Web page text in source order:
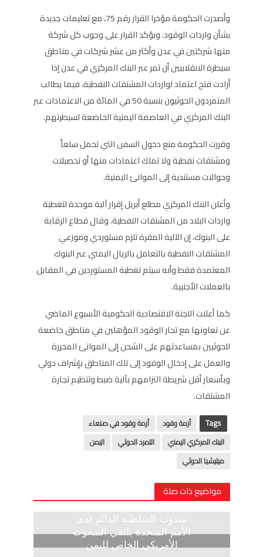
وأصدرت الحكومة مؤخرا القرار رقم 75، مع تعليمات جديدة
بشأن واردات الوقود. ويؤكد القرار على وجوب كل شركة
منها شركتين في عدن وأكثر من عشر شركات في مناطق
سيطرة الانقلابيين أن تمر عبر البنك المركزي في عدن إذا
أرادت فتح اعتماد لواردات المشتقات النفطية، فيما يطالب
المتمردون الحوثيون بنسبة 50 في المائة من الاعتمادات عبر
البنك المركزي في العاصمة اليمنية الخاضعة لسيطرتهم.
وقررت الحكومة منع دخول السفن التي تحمل سلعاً
ومشتقات نفطية ولا تملك اعتمادات منها أو تحصيلات
وحوالات مستندية إلى الموانئ اليمنية.
وأعلن البنك المركزي مطلع أبريل إقرار آلية موحدة لتغطية
واردات البلاد من المشتقات النفطية، وقال قطاع الرقابة
على البنوك، إن الآلية المقرة تلزم مستوردي وموزعي
المشتقات النفطية بالتعامل بالريال اليمني عبر البنوك
المعتمدة فقط وأنه سيتم تغطية المستوردين في المقابل
بالعملات الأجنبية.
كما أعلنت اللجنة الاقتصادية الحكومية الأسبوع الماضي
عن تعاونها مع تجار الوقود المؤهلين في مناطق خاضعة
للحوثيين بمساعدتهم على الشحن إلى الموانئ المحررة
والعمل على إدخال الوقود إلى تلك المناطق بإشراف دولي
وبأسعار أقل شريطة التزامهم بآلية ضبط وتنظيم تجارة
المشتقات.
Tags أزمة وقود
أزمة وقود في صنعاء
البنك المركزي اليمني
التمرد الحوثي
اليمن
ميليشيا الحوثي
مواضيع ذات صلة
مندوب السلطنة الدائم لدى
الأمم المتحدة يلتقي المبعوث
الأمريكي الخاص لليمن